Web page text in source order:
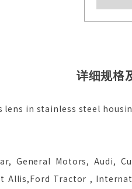
详细规格
in stainless steel
General Motors, Audi,
Allis,Ford Tractor ,